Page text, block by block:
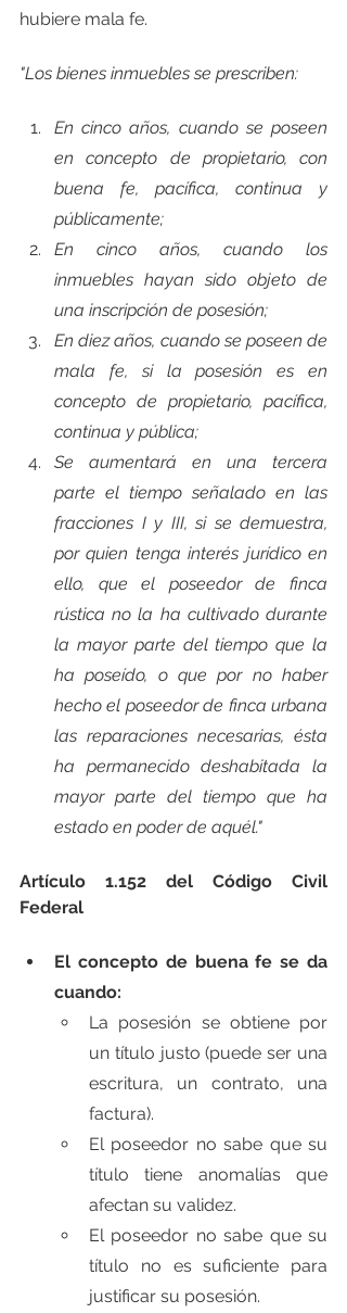
hubiere mala fe.
"Los bienes inmuebles se prescriben:
En cinco años, cuando se poseen
en concepto de propietario, con
buena fe, pacífica, continua y
públicamente;
En cinco años, cuando los
inmuebles hayan sido objeto de
una inscripción de posesión;
En diez años, cuando se poseen de
mala fe, si la posesión es en
concepto de propietario, pacífica,
continua y pública;
Se aumentará en una tercera
parte el tiempo señalado en las
fracciones I y III, si se demuestra,
por quien tenga interés jurídico en
ello, que el poseedor de finca
rústica no la ha cultivado durante
la mayor parte del tiempo que la
ha poseído, o que por no haber
hecho el poseedor de finca urbana
las reparaciones necesarias, ésta
ha permanecido deshabitada la
mayor parte del tiempo que ha
estado en poder de aquél."
Artículo 1.152 del Código Civil
Federal
El concepto de buena fe se da
cuando:
La posesión se obtiene por
un título justo (puede ser una
escritura, un contrato, una
factura).
El poseedor no sabe que su
título tiene anomalías que
afectan su validez.
El poseedor no sabe que su
título no es suficiente para
justificar su posesión.